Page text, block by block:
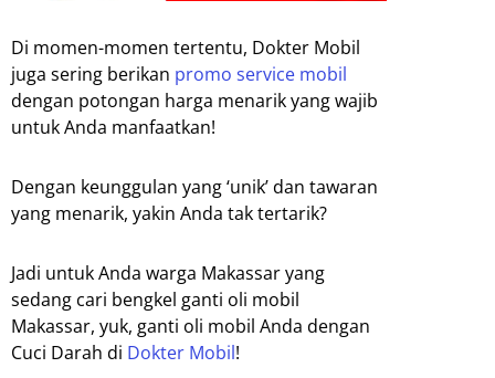
Di momen-momen tertentu, Dokter Mobil
juga sering berikan promo service mobil
dengan potongan harga menarik yang wajib
untuk Anda manfaatkan!
Dengan keunggulan yang ‘unik’ dan tawaran
yang menarik, yakin Anda tak tertarik?
Jadi untuk Anda warga Makassar yang
sedang cari bengkel ganti oli mobil
Makassar, yuk, ganti oli mobil Anda dengan
Cuci Darah di Dokter Mobil!